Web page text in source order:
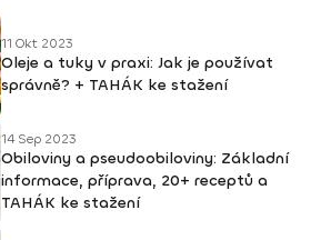
11 Okt 2023
Oleje a tuky v praxi: Jak je používat
správně? + TAHÁK ke stažení
14 Sep 2023
Obiloviny a pseudoobiloviny: Základní
informace, příprava, 20+ receptů a
TAHÁK ke stažení